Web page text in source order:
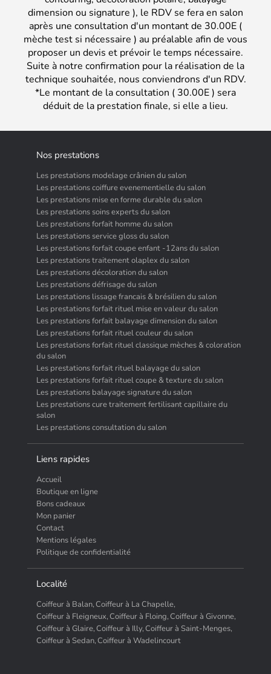
dimension ou signature ), le RDV se fera en salon
après une consultation d'un montant de 30.00E (
mèche test si nécessaire ) au préalable afin de vous
proposer un devis et prévoir le temps nécessaire.
Suite à notre confirmation pour la réalisation de la
technique souhaitée, nous conviendrons d'un RDV.
*Le montant de la consultation ( 30.00E ) sera
déduit de la prestation finale, si elle a lieu.
Nos prestations
Les prestations modelage crânien du salon
Les prestations coiffure evenementielle du salon
Les prestations mise en forme durable du salon
Les prestations soins experts du salon
Les prestations forfait homme du salon
Les prestations service gloss du salon
Les prestations forfait coupe enfant -12ans du salon
Les prestations traitement olaplex du salon
Les prestations décoloration du salon
Les prestations défrisage du salon
Les prestations lissage francais & brésilien du salon
Les prestations forfait rituel mise en valeur du salon
Les prestations forfait balayage dimension du salon
Les prestations forfait rituel couleur du salon
Les prestations forfait rituel classique mèches & coloration
du salon
Les prestations forfait rituel balayage du salon
Les prestations forfait rituel coupe & texture du salon
Les prestations balayage signature du salon
Les prestations cure traitement fertilisant capillaire du
salon
Les prestations consultation du salon
Liens rapides
Accueil
Boutique en ligne
Bons cadeaux
Mon panier
Contact
Mentions légales
Politique de confidentialité
Localité
Coiffeur à Balan, Coiffeur à La Chapelle,
Coiffeur à Fleigneux, Coiffeur à Floing, Coiffeur à Givonne,
Coiffeur à Glaire, Coiffeur à Illy, Coiffeur à Saint-Menges,
Coiffeur à Sedan, Coiffeur à Wadelincourt